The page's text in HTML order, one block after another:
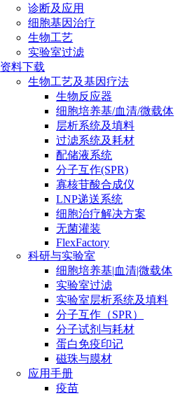
诊断及应用
细胞基因治疗
生物工艺
实验室过滤
资料下载
生物工艺及基因疗法
生物反应器
细胞培养基/血清/微载体
层析系统及填料
过滤系统及耗材
配储液系统
分子互作(SPR)
寡核苷酸合成仪
LNP递送系统
细胞治疗解决方案
无菌灌装
FlexFactory
科研与实验室
细胞培养基|血清|微载体
实验室过滤
实验室层析系统及填料
分子互作（SPR）
分子试剂与耗材
蛋白免疫印记
磁珠与膜材
应用手册
疫苗